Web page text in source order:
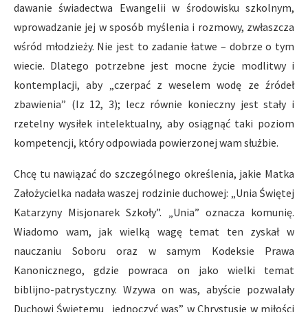
dawanie świadectwa Ewangelii w środowisku szkolnym,
wprowadzanie jej w sposób myślenia i rozmowy, zwłaszcza
wśród młodzieży. Nie jest to zadanie łatwe – dobrze o tym
wiecie. Dlatego potrzebne jest mocne życie modlitwy i
kontemplacji, aby „czerpać z weselem wodę ze źródeł
zbawienia” (Iz 12, 3); lecz równie konieczny jest stały i
rzetelny wysiłek intelektualny, aby osiągnąć taki poziom
kompetencji, który odpowiada powierzonej wam służbie.
Chcę tu nawiązać do szczególnego określenia, jakie Matka
Założycielka nadała waszej rodzinie duchowej: „Unia Świętej
Katarzyny Misjonarek Szkoły”. „Unia” oznacza komunię.
Wiadomo wam, jak wielką wagę temat ten zyskał w
nauczaniu Soboru oraz w samym Kodeksie Prawa
Kanonicznego, gdzie powraca on jako wielki temat
biblijno-patrystyczny. Wzywa on was, abyście pozwalały
Duchowi Świętemu „jednoczyć was” w Chrystusie w miłości